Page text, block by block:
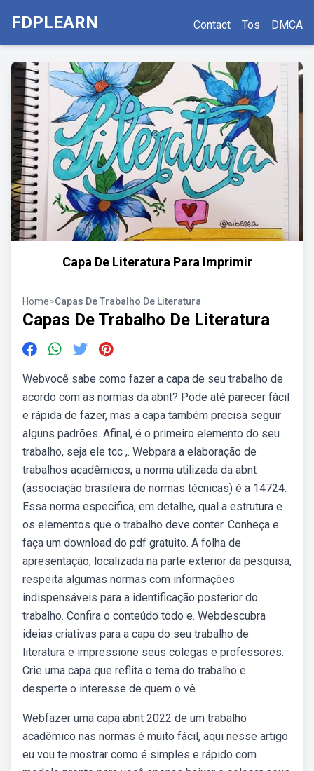
FDPLEARN Contact Tos DMCA
Capa De Literatura Para Imprimir
Home>Capas De Trabalho De Literatura
Capas De Trabalho De Literatura
Webvocê sabe como fazer a capa de seu trabalho de
acordo com as normas da abnt? Pode até parecer fácil
e rápida de fazer, mas a capa também precisa seguir
alguns padrões. Afinal, é o primeiro elemento do seu
trabalho, seja ele tcc ,. Webpara a elaboração de
trabalhos acadêmicos, a norma utilizada da abnt
(associação brasileira de normas técnicas) é a 14724.
Essa norma especifica, em detalhe, qual a estrutura e
os elementos que o trabalho deve conter. Conheça e
faça um download do pdf gratuito. A folha de
apresentação, localizada na parte exterior da pesquisa,
respeita algumas normas com informações
indispensáveis para a identificação posterior do
trabalho. Confira o conteúdo todo e. Webdescubra
ideias criativas para a capa do seu trabalho de
literatura e impressione seus colegas e professores.
Crie uma capa que reflita o tema do trabalho e
desperte o interesse de quem o vê.
Webfazer uma capa abnt 2022 de um trabalho
acadêmico nas normas é muito fácil, aqui nesse artigo
eu vou te mostrar como é simples e rápido com